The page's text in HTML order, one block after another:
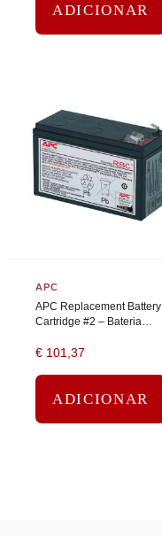
ADICIONAR
APC
APC Replacement Battery
Cartridge #2 – Bateria
de chumbo – preto
€ 101,37
ADICIONAR